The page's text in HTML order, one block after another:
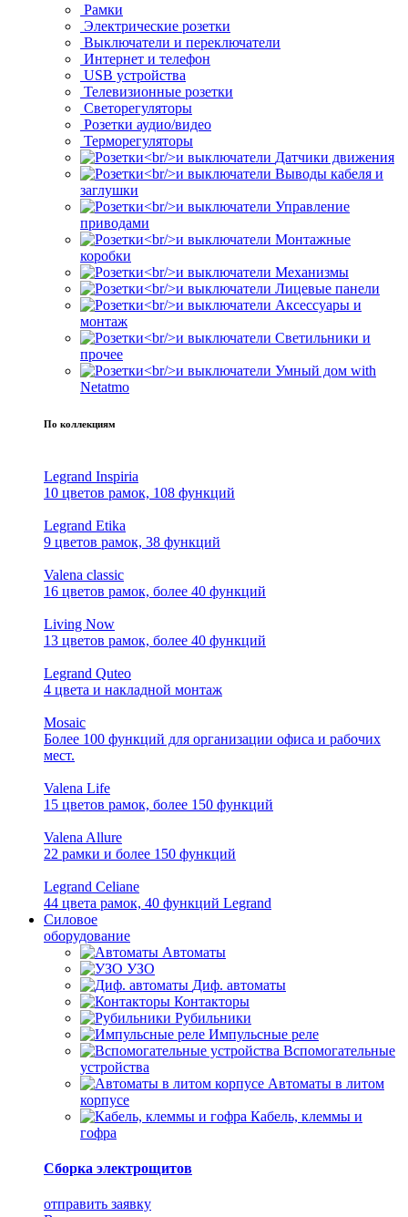
Рамки
Электрические розетки
Выключатели и переключатели
Интернет и телефон
USB устройства
Телевизионные розетки
Светорегуляторы
Розетки аудио/видео
Терморегуляторы
Датчики движения
Выводы кабеля и
заглушки
Управление
приводами
Монтажные
коробки
Механизмы
Лицевые панели
Аксессуары и
монтаж
Светильники и
прочее
Умный дом with
Netatmo
По коллекциям
Legrand Inspiria
10 цветов рамок, 108 функций
Legrand Etika
9 цветов рамок, 38 функций
Valena classic
16 цветов рамок, более 40 функций
Living Now
13 цветов рамок, более 40 функций
Legrand Quteo
4 цвета и накладной монтаж
Mosaic
Более 100 функций для организации офиса и рабочих
мест.
Valena Life
15 цветов рамок, более 150 функций
Valena Allure
22 рамки и более 150 функций
Legrand Celiane
44 цвета рамок, 40 функций Legrand
Силовое
оборудование
Автоматы
УЗО
Диф. автоматы
Контакторы
Рубильники
Импульсные реле
Вспомогательные
устройства
Автоматы в литом
корпусе
Кабель, клеммы и
гофра
Сборка электрощитов
отправить заявку